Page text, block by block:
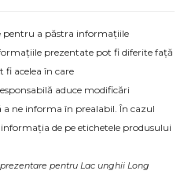
pentru a păstra informațiile
prezentate pot fi diferite față
fi acelea în care
aduce modificări
a ne informa în prealabil. În cazul
de pe etichetele produsului
pentru Lac unghii Long